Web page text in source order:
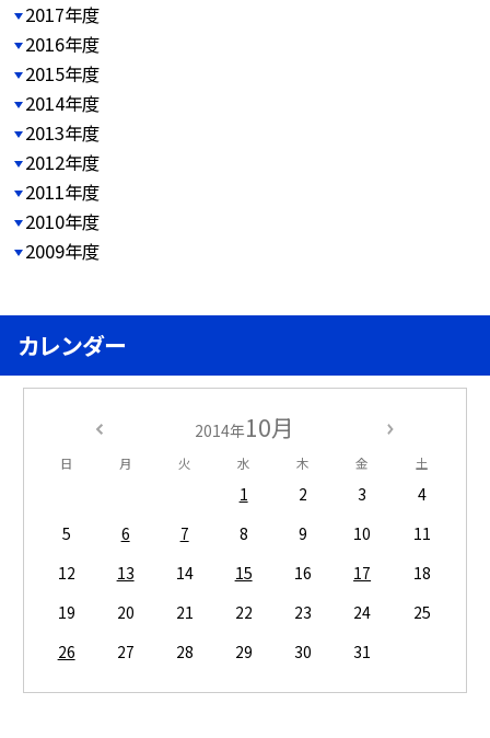
2017年度
2016年度
2015年度
2014年度
2013年度
2012年度
2011年度
2010年度
2009年度
カレンダー
2014年10月
日 月 火 水 木 金 土
1 2 3
4
5
6 7 8 9 10
11
12
13 14 15 16 17
18
19
20 21 22 23 24
25
26
27 28 29 30 31